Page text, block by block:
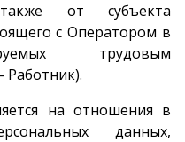
от субъекта
с Оператором в
трудовым
Работник).
на отношения в
данных,